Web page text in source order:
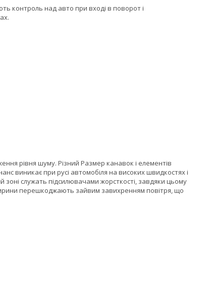
контроль над авто при вході в поворот і
рівня шуму. Різний Размер канавок і елементів
виникає при русі автомобіля на високих швидкостях і
служать підсилювачами жорсткості, завдяки цьому
перешкоджають зайвим завихренням повітря, що